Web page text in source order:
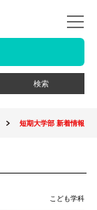
短期大学部 新着情報
こども学科